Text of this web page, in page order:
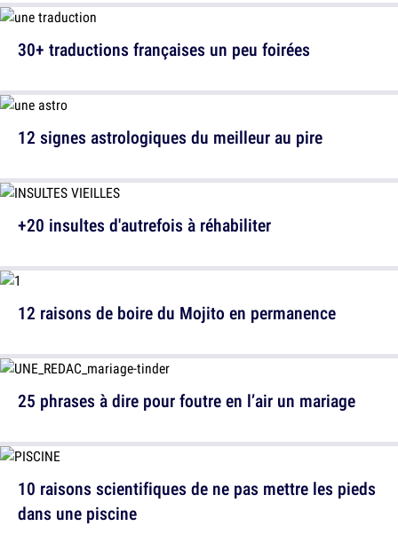
30+ traductions françaises un peu foirées
+20 insultes d'autrefois à réhabiliter
25 phrases à dire pour foutre en l’air un mariage
12 signes astrologiques du meilleur au pire
12 raisons de boire du Mojito en permanence
10 raisons scientifiques de ne pas mettre les pieds
dans une piscine